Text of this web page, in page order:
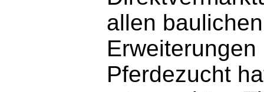
allen
Pferdezucht